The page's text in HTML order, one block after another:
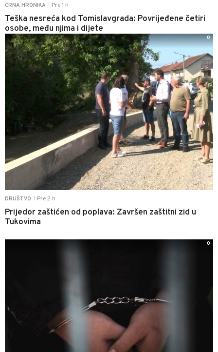
CRNA HRONIKA Pre 1 h
Teška nesreća kod Tomislavgrada: Povrijeđene četiri
osobe, među njima i dijete
DRUŠTVO Pre 2 h
Prijedor zaštićen od poplava: Završen zaštitni zid u
Tukovima
0
0